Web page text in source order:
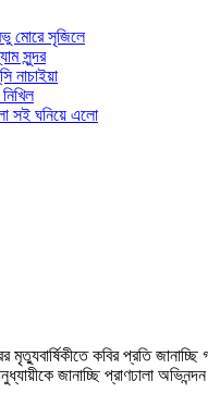
মোরে সৃজিলে
সুন্দর
নাচাইয়া
সই ঘনিয়ে এলো
মৃত্যুবার্ষিকীতে কবির প্রতি
জানাচ্ছি প্রাণঢালা